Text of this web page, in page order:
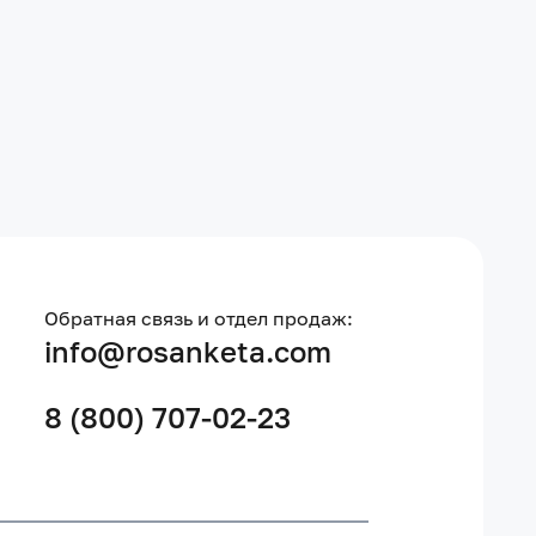
Обратная связь и отдел продаж:
info@rosanketa.com
8 (800) 707-02-23